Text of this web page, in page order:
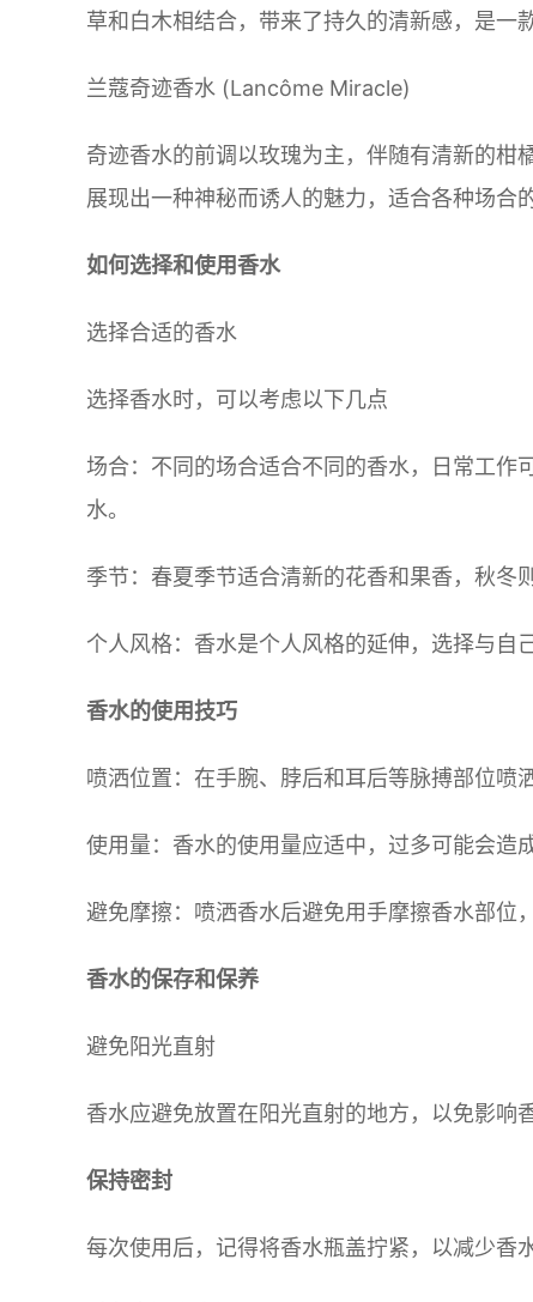
草和白木相结合，带来了持久的清新感，是一
兰蔻奇迹香水 (Lancôme Miracle)
奇迹香水的前调以玫瑰为主，伴随有清新的柑
展现出一种神秘而诱人的魅力，适合各种场合
如何选择和使用香水
选择合适的香水
选择香水时，可以考虑以下几点
场合：不同的场合适合不同的香水，日常工作
水。
季节：春夏季节适合清新的花香和果香，秋冬
个人风格：香水是个人风格的延伸，选择与自
香水的使用技巧
喷洒位置：在手腕、脖后和耳后等脉搏部位喷
使用量：香水的使用量应适中，过多可能会造
避免摩擦：喷洒香水后避免用手摩擦香水部位
香水的保存和保养
避免阳光直射
香水应避免放置在阳光直射的地方，以免影响
保持密封
每次使用后，记得将香水瓶盖拧紧，以减少香